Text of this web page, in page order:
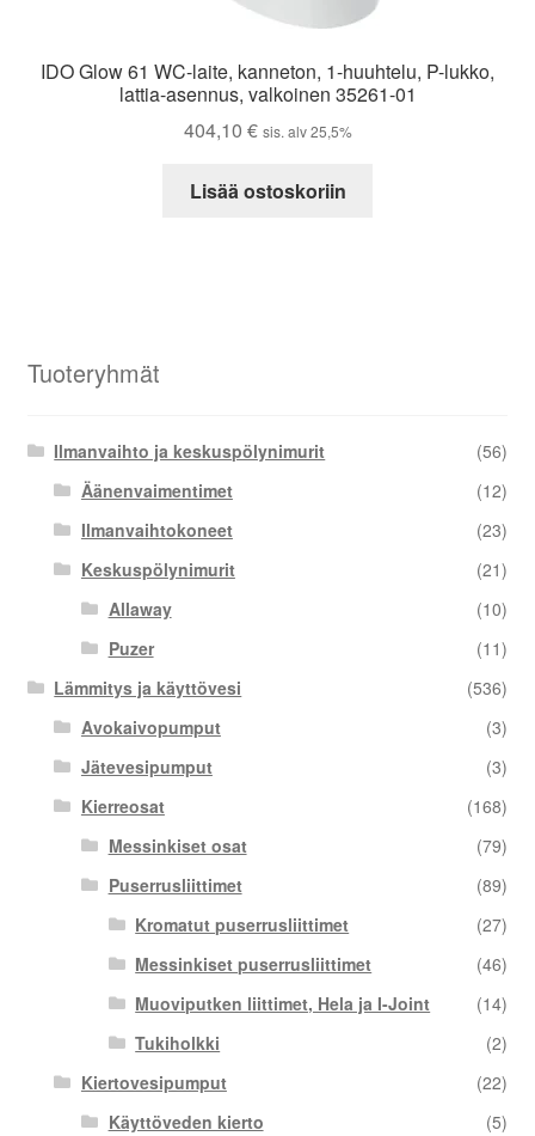
IDO Glow 61 WC-laite, kanneton, 1-huuhtelu, P-lukko,
lattia-asennus, valkoinen 35261-01
404,10 € sis. alv 25,5%
Lisää ostoskoriin
Tuoteryhmät
Ilmanvaihto ja keskuspölynimurit
(56)
Äänenvaimentimet
(12)
Ilmanvaihtokoneet
(23)
Keskuspölynimurit
(21)
Allaway
(10)
Puzer
(11)
Lämmitys ja käyttövesi
(536)
Avokaivopumput
(3)
Jätevesipumput
(3)
Kierreosat
(168)
Messinkiset osat
(79)
Puserrusliittimet
(89)
Kromatut puserrusliittimet
(27)
Messinkiset puserrusliittimet
(46)
Muoviputken liittimet, Hela ja I-Joint
(14)
Tukiholkki
(2)
Kiertovesipumput
(22)
Käyttöveden kierto
(5)